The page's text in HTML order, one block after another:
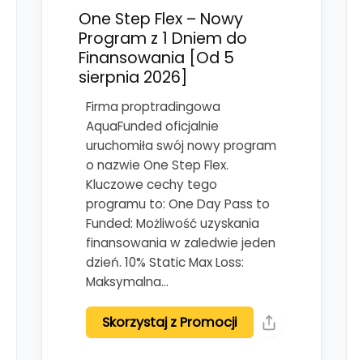
One Step Flex – Nowy
Program z 1 Dniem do
Finansowania [Od 5
sierpnia 2026]
Firma proptradingowa
AquaFunded oficjalnie
uruchomiła swój nowy program
o nazwie One Step Flex.
Kluczowe cechy tego
programu to: One Day Pass to
Funded: Możliwość uzyskania
finansowania w zaledwie jeden
dzień. 10% Static Max Loss:
Maksymalna…
Skorzystaj z Promocji